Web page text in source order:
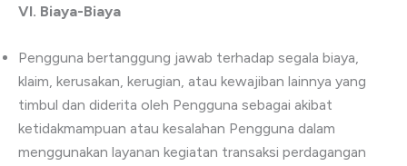
VI. Biaya-Biaya
Pengguna bertanggung jawab terhadap segala biaya,
klaim, kerusakan, kerugian, atau kewajiban lainnya yang
timbul dan diderita oleh Pengguna sebagai akibat
ketidakmampuan atau kesalahan Pengguna dalam
menggunakan layanan kegiatan transaksi perdagangan